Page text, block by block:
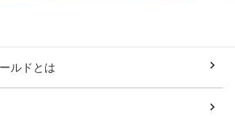
ルドとは